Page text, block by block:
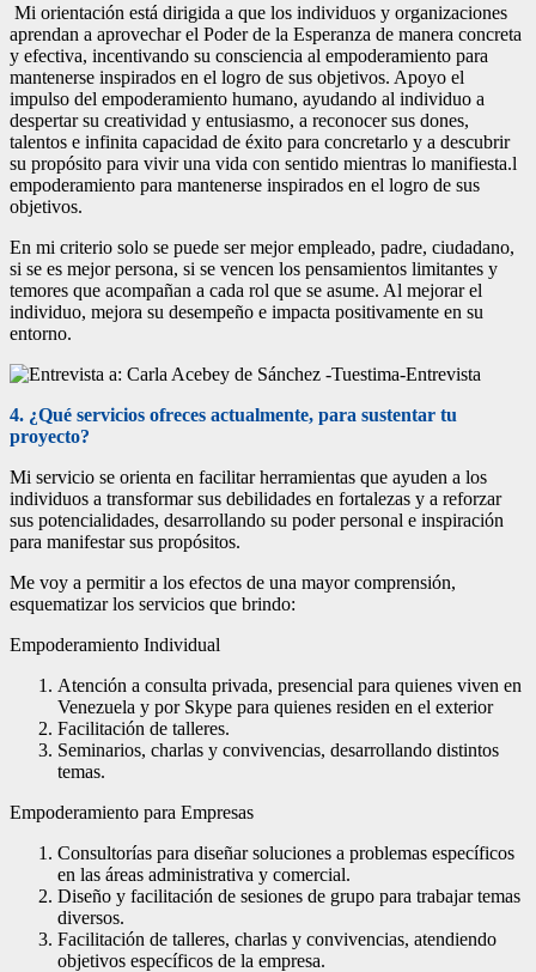
Mi orientación está dirigida a que los individuos y organizaciones
aprendan a aprovechar el Poder de la Esperanza de manera concreta
y efectiva, incentivando su consciencia al empoderamiento para
mantenerse inspirados en el logro de sus objetivos. Apoyo el
impulso del empoderamiento humano, ayudando al individuo a
despertar su creatividad y entusiasmo, a reconocer sus dones,
talentos e infinita capacidad de éxito para concretarlo y a descubrir
su propósito para vivir una vida con sentido mientras lo manifiesta.l
empoderamiento para mantenerse inspirados en el logro de sus
objetivos.
En mi criterio solo se puede ser mejor empleado, padre, ciudadano,
si se es mejor persona, si se vencen los pensamientos limitantes y
temores que acompañan a cada rol que se asume. Al mejorar el
individuo, mejora su desempeño e impacta positivamente en su
entorno.
4. ¿Qué servicios ofreces actualmente, para sustentar tu
proyecto?
Mi servicio se orienta en facilitar herramientas que ayuden a los
individuos a transformar sus debilidades en fortalezas y a reforzar
sus potencialidades, desarrollando su poder personal e inspiración
para manifestar sus propósitos.
Me voy a permitir a los efectos de una mayor comprensión,
esquematizar los servicios que brindo:
Empoderamiento Individual
Atención a consulta privada, presencial para quienes viven en
Venezuela y por Skype para quienes residen en el exterior
Facilitación de talleres.
Seminarios, charlas y convivencias, desarrollando distintos
temas.
Empoderamiento para Empresas
Consultorías para diseñar soluciones a problemas específicos
en las áreas administrativa y comercial.
Diseño y facilitación de sesiones de grupo para trabajar temas
diversos.
Facilitación de talleres, charlas y convivencias, atendiendo
objetivos específicos de la empresa.